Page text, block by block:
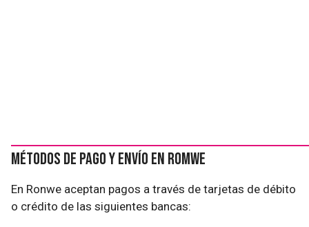
Métodos de pago y envío en Romwe
En Ronwe aceptan pagos a través de tarjetas de débito
o crédito de las siguientes bancas: